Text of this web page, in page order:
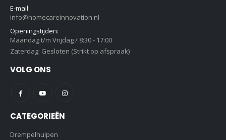
E-mail:
info@homecareinnovation.nl
Openingstijden:
Maandag t/m Vrijdag / 8:30 - 17:00
Zaterdag: Gesloten (Strikt op afspraak)
VOLG ONS
CATEGORIEËN
Drempelhulpen